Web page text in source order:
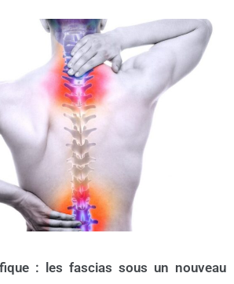
: les fascias sous un nouveau